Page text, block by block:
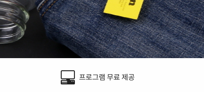
프로그램 무료 제공